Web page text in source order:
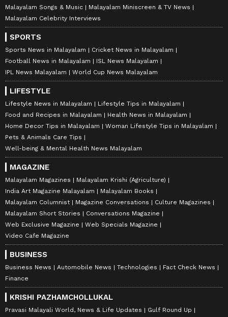
Malayalam Songs & Music
Malayalam Miniscreen & TV News
Malayalam Celebrity Interviews
SPORTS
Sports News in Malayalam
Cricket News in Malayalam
Football News in Malayalam
ISL News Malayalam
IPL News Malayalam
World Cup News Malayalam
LIFESTYLE
Lifestyle News in Malayalam
Lifestyle Tips in Malayalam
Food and Recipes in Malayalam
Health News in Malayalam
Home Decor Tips in Malayalam
Woman Lifestyle Tips in Malayalam
Pets & Animals Care Tips
Well-being & Mental Health News Malayalam
MAGAZINE
Malayalam Magazines
Malayalam Krishi (Agriculture)
India Art Magazine Malayalam
Malayalam Books
Malayalam Columnist
Magazine Conversations
Culture Magazines
Malayalam Short Stories
Conversations Magazine
Web Exclusive Magazine
Web Specials Magazine
Video Cafe Magazine
BUSINESS
Business News Automobile News Technologies
Fact Check News
Finance
KRISHI PAZHAMCHOLLUKAL
Pravasi Malayali World, News & Life Updates Gulf Round Up